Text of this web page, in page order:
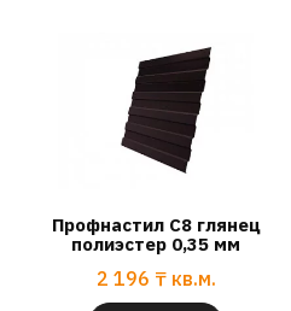
Профнастил С8 глянец
полиэстер 0,35 мм
2 196 ₸ кв.м.